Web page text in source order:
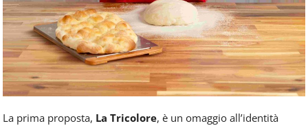
La prima proposta, La Tricolore, è un omaggio all’identità